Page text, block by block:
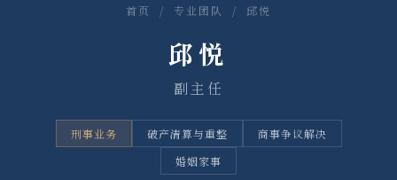
首页 / 专业团队 / 邱悦
邱悦
副主任
刑事业务 破产清算与重整
商事争议解决
婚姻家事